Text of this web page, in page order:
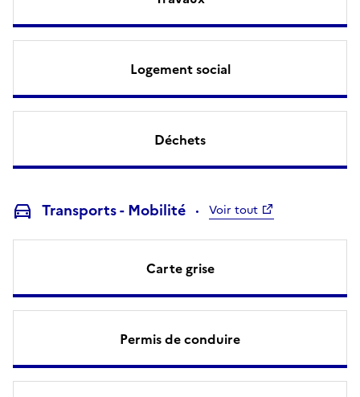
Logement social
Déchets
Transports - Mobilité Voir tout
Carte grise
Permis de conduire